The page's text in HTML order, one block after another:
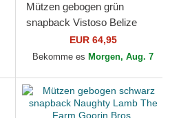
Mützen gebogen grün
snapback Vistoso Belize
Toucan The Farm Goorin
Bros.
EUR 64,95
Bekomme es Morgen, Aug. 7